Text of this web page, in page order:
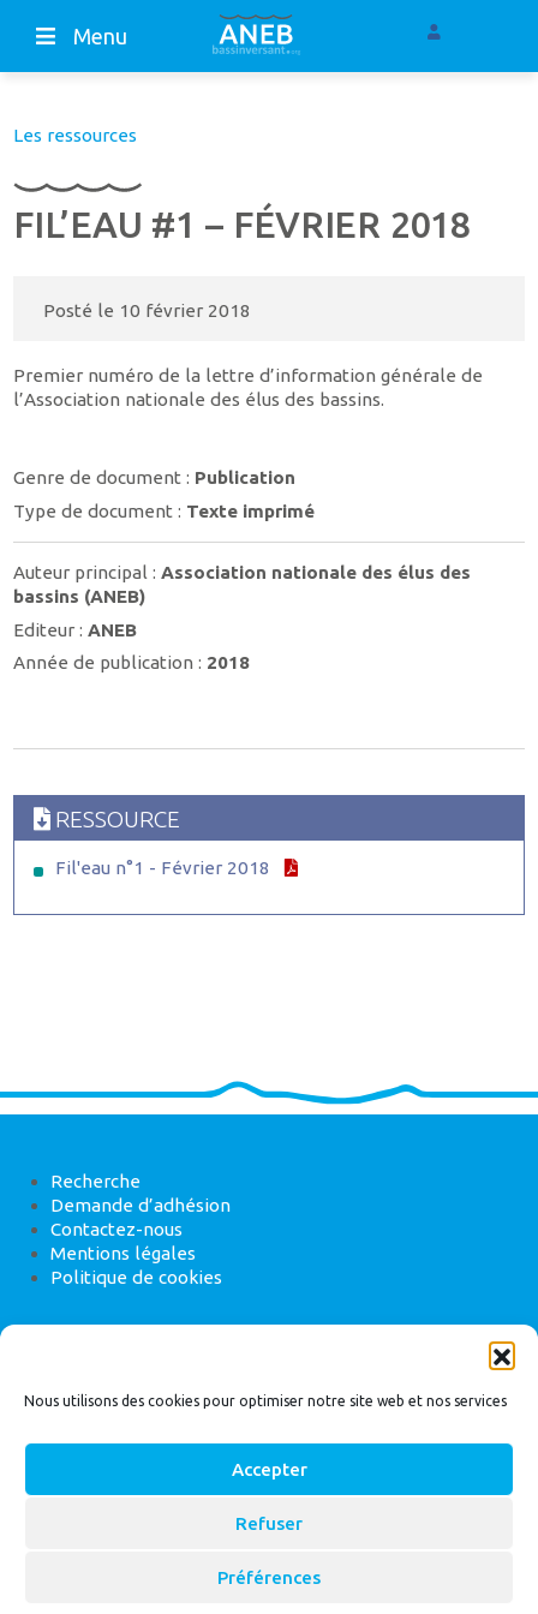
Nous utilisons des cookies pour optimiser notre site web et nos services
Accepter
Refuser
Préférences
Menu
Les ressources
FIL’EAU #1 – FÉVRIER 2018
Posté le 10 février 2018
Premier numéro de la lettre d’information générale de
l’Association nationale des élus des bassins.
Genre de document : Publication
Type de document : Texte imprimé
Auteur principal :Association nationale des élus des
bassins (ANEB)
Editeur :ANEB
Année de publication : 2018
RESSOURCE
Fil'eau n°1 - Février 2018
Recherche
Demande d’adhésion
Contactez-nous
Mentions légales
Politique de cookies